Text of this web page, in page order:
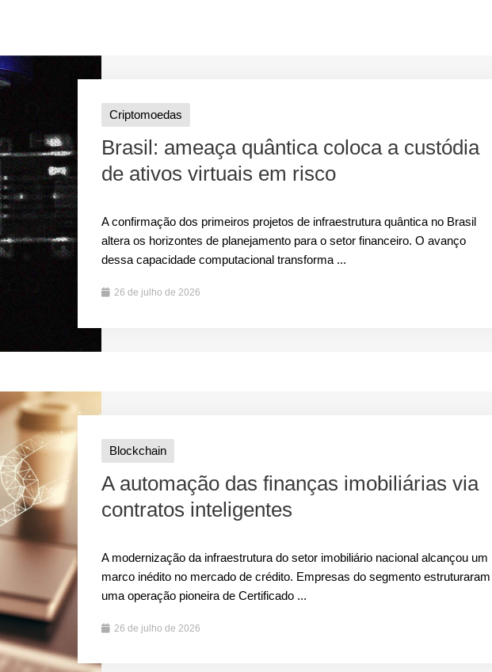
Criptomoedas
Brasil: ameaça quântica coloca a custódia
de ativos virtuais em risco
A confirmação dos primeiros projetos de infraestrutura quântica no Brasil
altera os horizontes de planejamento para o setor financeiro. O avanço
dessa capacidade computacional transforma ...
26 de julho de 2026
Blockchain
A automação das finanças imobiliárias via
contratos inteligentes
A modernização da infraestrutura do setor imobiliário nacional alcançou um
marco inédito no mercado de crédito. Empresas do segmento estruturaram
uma operação pioneira de Certificado ...
26 de julho de 2026